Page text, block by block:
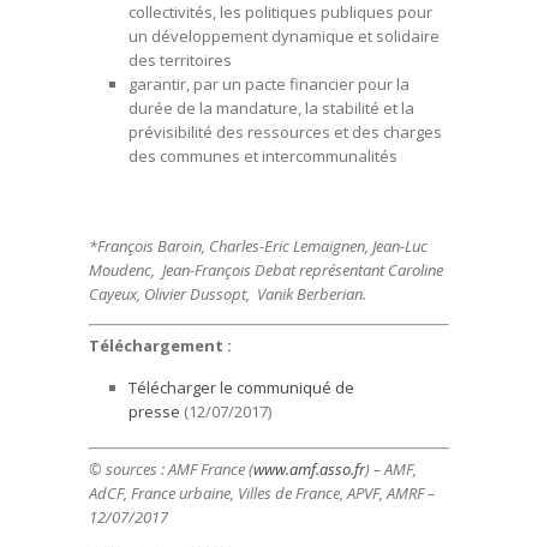
collectivités, les politiques publiques pour
un développement dynamique et solidaire
des territoires
garantir, par un pacte financier pour la
durée de la mandature, la stabilité et la
prévisibilité des ressources et des charges
des communes et intercommunalités
*François Baroin, Charles-Eric Lemaignen, Jean-Luc
Moudenc, Jean-François Debat représentant Caroline
Cayeux, Olivier Dussopt, Vanik Berberian.
Téléchargement :
Télécharger le communiqué de
presse (12/07/2017)
© sources : AMF France (www.amf.asso.fr) – AMF,
AdCF, France urbaine, Villes de France, APVF, AMRF –
12/07/2017